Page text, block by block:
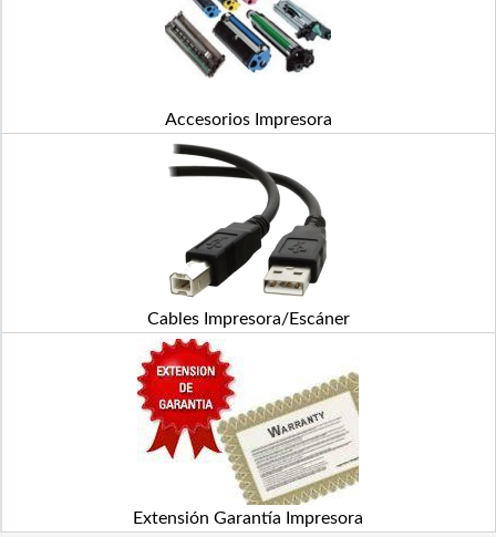
Accesorios Impresora
Cables Impresora/Escáner
Extensión Garantía Impresora